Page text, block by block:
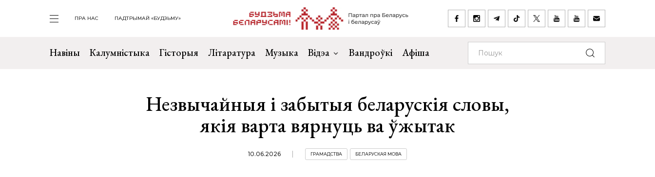
ПРА НАС ПАДТРЫМАЙ «БУДЗЬМУ»
Навіны Калумністыка Гісторыя Літаратура Музыка Відэа Вандроўкі Афіша
Незвычайныя і забытыя беларускія словы,
якія варта вярнуць ва ўжытак
10.06.2026 ГРАМАДСТВА БЕЛАРУСКАЯ МОВА